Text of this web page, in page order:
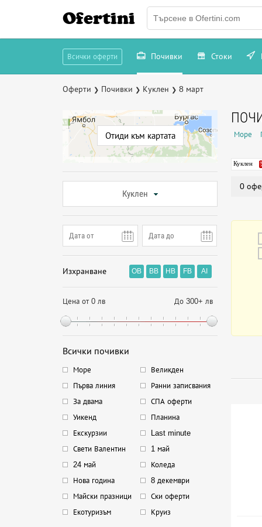
Ofertini
Всички оферти Почивки Стоки
Оферти ❯ Почивки ❯ Куклен ❯ 8 март
Отиди към картата
Куклен
Изхранване OB BB HB FB AI
Цена от 0 лв До 300+ лв
Всички почивки
Море
Великден
Първа линия
Ранни записвания
За двама
СПА оферти
Уикенд
Планина
Екскурзии
Last minute
Свети Валентин
1 май
24 май
Коледа
Нова година
8 декември
Майски празници
Ски оферти
Екотуризъм
Круиз
Море
Куклен
0